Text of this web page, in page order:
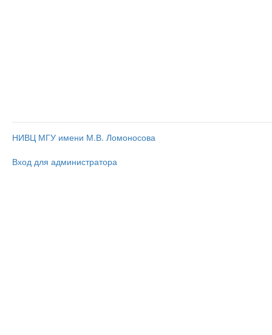
НИВЦ МГУ имени М.В. Ломоносова
Вход для администратора